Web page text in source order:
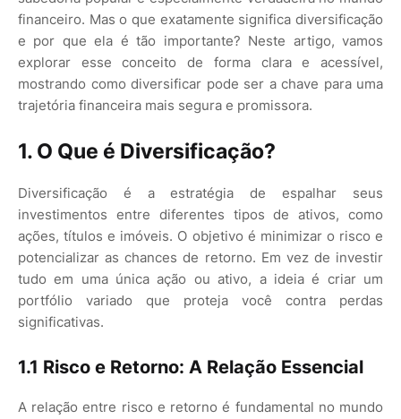
financeiro. Mas o que exatamente significa diversificação
e por que ela é tão importante? Neste artigo, vamos
explorar esse conceito de forma clara e acessível,
mostrando como diversificar pode ser a chave para uma
trajetória financeira mais segura e promissora.
1. O Que é Diversificação?
Diversificação é a estratégia de espalhar seus
investimentos entre diferentes tipos de ativos, como
ações, títulos e imóveis. O objetivo é minimizar o risco e
potencializar as chances de retorno. Em vez de investir
tudo em uma única ação ou ativo, a ideia é criar um
portfólio variado que proteja você contra perdas
significativas.
1.1 Risco e Retorno: A Relação Essencial
A relação entre risco e retorno é fundamental no mundo